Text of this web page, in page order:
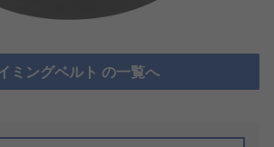
ミングベルト の一覧へ